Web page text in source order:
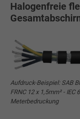
Halogenfreie
Aufdruck-Beispiel: SAB
FRNC 12 x 1,5mm² -
Meterbedruckung